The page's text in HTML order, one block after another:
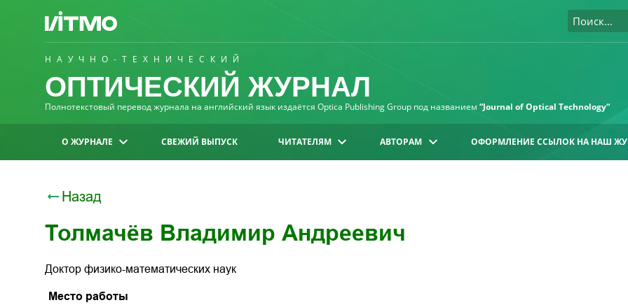
НАУЧНО-ТЕХНИЧЕСКИЙ
ОПТИЧЕСКИЙ ЖУРНАЛ
Полнотекстовый перевод журнала на английский язык издаётся Optica Publishing Group под названием “Journal of Optical Technology“
О ЖУРНАЛЕ СВЕЖИЙ ВЫПУСК ЧИТАТЕЛЯМ АВТОРАМ ОФОРМЛЕНИЕ ССЫЛОК НА НАШ
Назад
Толмачёв Владимир Андреевич
Доктор физико-математических наук
Место работы